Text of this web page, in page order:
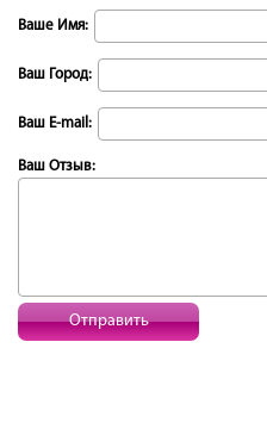
Ваше Имя:
Ваш Город:
Ваш E-mail:
Ваш Отзыв:
Отправить